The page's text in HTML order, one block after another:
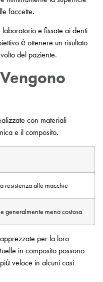
faccette.
e fissate ai denti
è ottenere un risultato
del paziente.
con materiali
e il composito.
resistenza alle macchie
generalmente meno costosa
per la loro
in composito possono
veloce in alcuni casi